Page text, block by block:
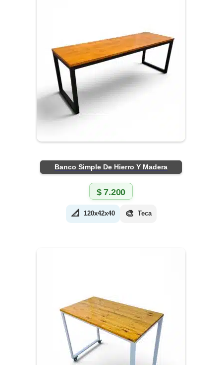
Banco Simple De Hierro Y Madera
$7.200
📐 120x42x40 🎨 Teca